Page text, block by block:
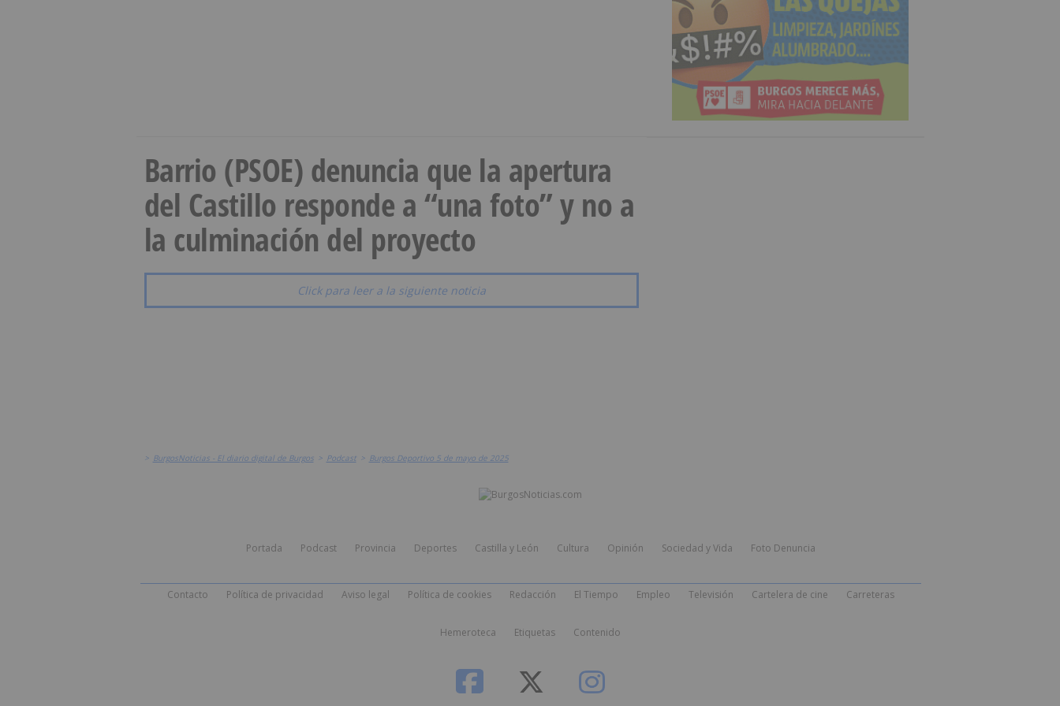
Barrio (PSOE) denuncia que la apertura
del Castillo responde a “una foto” y no a
la culminación del proyecto
Click para leer a la siguiente noticia
> BurgosNoticias - El diario digital de Burgos > Podcast > Burgos Deportivo 5 de mayo de 2025
Portada Podcast Provincia Deportes Castilla y León Cultura Opinión Sociedad y Vida Foto Denuncia
Contacto Política de privacidad Aviso legal Política de cookies Redacción El Tiempo Empleo Televisión Cartelera de cine Carreteras
Hemeroteca Etiquetas Contenido